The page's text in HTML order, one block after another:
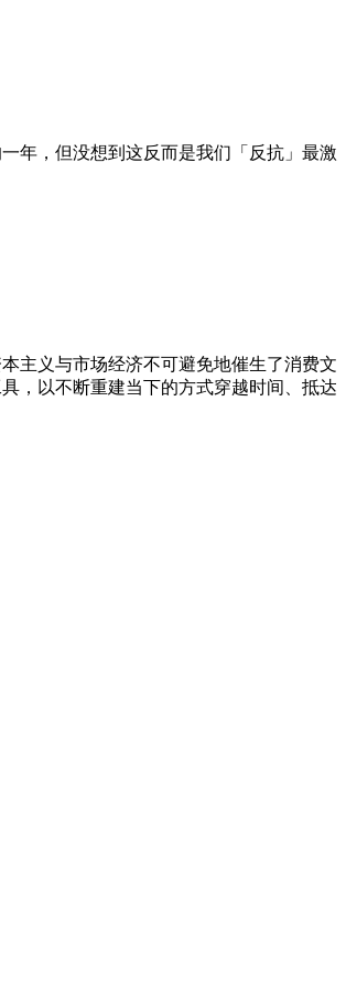
年，但没想到这反而是我们「反抗」最激
主义与市场经济不可避免地催生了消费文
，以不断重建当下的方式穿越时间、抵达